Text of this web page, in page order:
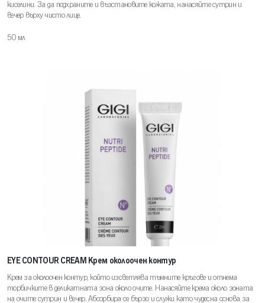
киселини. За да подхраните и възстановите кожата, нанасяйте сутрин и
вечер върху чисто лице.
50 мл
EYE CONTOUR CREAM Крем околоочен контур
Крем за околоочен контур, който изсветлява тъмните кръгове и отнема
торбичките в деликатната зона около очите. Нанасяйте крема около зоната
на очите сутрин и вечер. Абсорбира се бързо и служи като чудесна основа за